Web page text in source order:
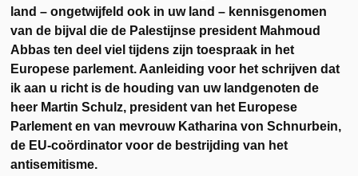
land – ongetwijfeld ook in uw land – kennisgenomen
van de bijval die de Palestijnse president Mahmoud
Abbas ten deel viel tijdens zijn toespraak in het
Europese parlement. Aanleiding voor het schrijven dat
ik aan u richt is de houding van uw landgenoten de
heer Martin Schulz, president van het Europese
Parlement en van mevrouw Katharina von Schnurbein,
de EU-coördinator voor de bestrijding van het
antisemitisme.